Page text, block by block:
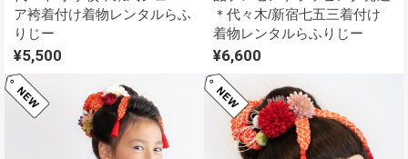
ア袴着付け着物レンタルらふ
りじー
¥5,500
＊代々木/新宿七五三着付け
着物レンタルらふりじー
¥6,600